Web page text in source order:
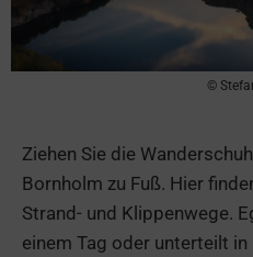
©
Ziehen Sie die
Bornholm zu Fuß. Hier
Strand- und Klippenwege.
einem Tag oder unterteilt